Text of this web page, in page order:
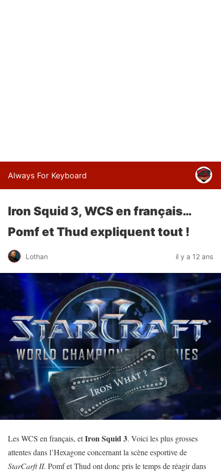
Always For Keyboard
Iron Squid 3, WCS en français…
Pomf et Thud expliquent tout !
Lothan il y a 12 ans
Les WCS en français, etIron Squid 3. Voici les plus grosses
attentes dans l’Hexagone concernant la scène esportive de
StarCarft II. Pomf et Thud ont donc pris le temps de réagir dans